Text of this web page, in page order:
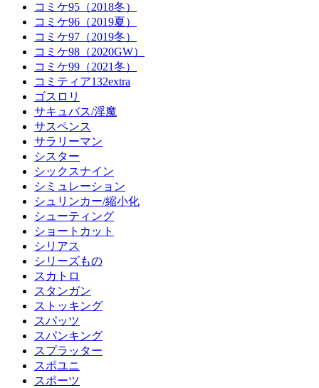
コミケ95（2018冬）
コミケ96（2019夏）
コミケ97（2019冬）
コミケ98（2020GW）
コミケ99（2021冬）
コミティア132extra
ゴスロリ
サキュバス/淫魔
サスペンス
サラリーマン
シスター
シックスナイン
シミュレーション
シュリンカー/縮小化
シューティング
ショートカット
シリアス
シリーズもの
スカトロ
スタンガン
ストッキング
スパッツ
スパンキング
スプラッター
スポユニ
スポーツ